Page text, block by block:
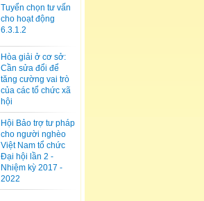
Tuyển chọn tư vấn
cho hoạt động
6.3.1.2
Hòa giải ở cơ sở:
Cần sửa đổi để
tăng cường vai trò
của các tổ chức xã
hội
Hội Bảo trợ tư pháp
cho người nghèo
Việt Nam tổ chức
Đại hội lần 2 -
Nhiệm kỳ 2017 -
2022